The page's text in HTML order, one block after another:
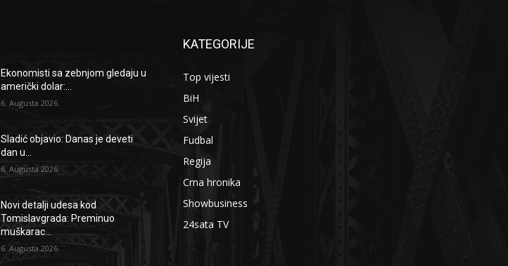
Ekonomisti sa zebnjom gledaju u
američki dolar:...
6. Augusta 2026.
Sladić objavio: Danas je deveti
dan u...
6. Augusta 2026.
Novi detalji udesa kod
Tomislavgrada: Preminuo
muškarac...
6. Augusta 2026.
KATEGORIJE
Top vijesti
BiH
Svijet
Fudbal
Regija
Crna hronika
Showbusiness
24sata TV